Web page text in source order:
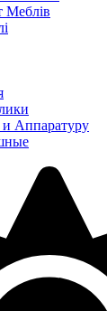
Меблів
Аппаратуру